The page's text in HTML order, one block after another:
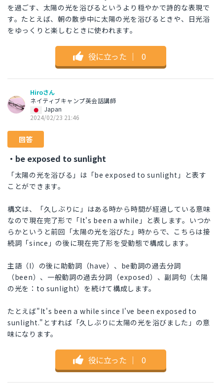
を過ごす、太陽の光を浴びるというより穏やかで詩的な表現で
す。たとえば、朝の散歩中に太陽の光を浴びるときや、日光浴
をゆっくりと楽しむときに使われます。
役に立った ｜ 0
Hiroさん
ネイティブキャンプ英会話講師
Japan
2024/02/23 21:46
回答
・be exposed to sunlight
「太陽の光を浴びる」は「be exposed to sunlight」と表す
ことができます。
構文は、「久しぶりに」はある時から時間が経過している意味
なので現在完了形で「It's been a while」と表します。いつか
らかというと前回「太陽の光を浴びた」時からで、こちらは接
続詞「since」の後に現在完了形を受動態で構成します。
主語（I）の後に助動詞（have）、be動詞の過去分詞
（been）、一般動詞の過去分詞（exposed）、副詞句（太陽
の光を：to sunlight）を続けて構成します。
たとえば"It's been a while since I've been exposed to
sunlight."とすれば「久しぶりに太陽の光を浴びました」の意
味になります。
役に立った ｜ 0